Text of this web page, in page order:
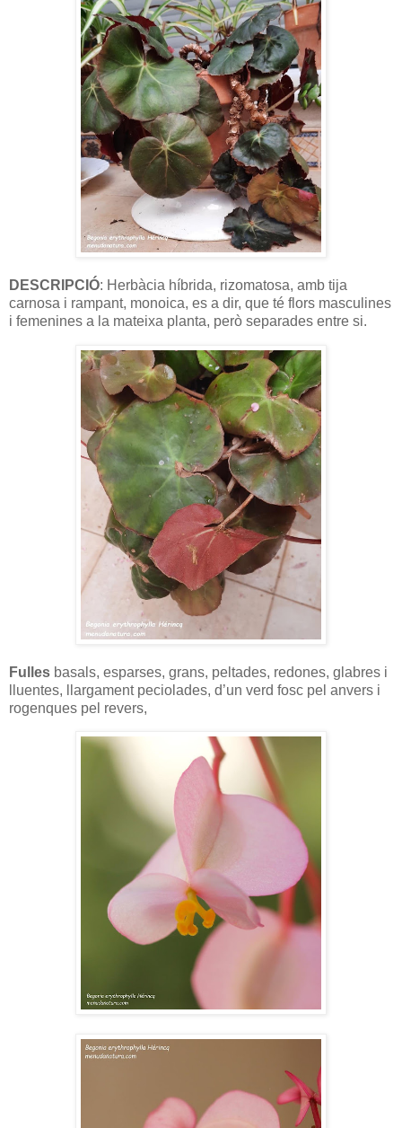
DESCRIPCIÓ: Herbàcia híbrida, rizomatosa, amb tija
carnosa i rampant, monoica, es a dir, que té flors masculines
i femenines a la mateixa planta, però separades entre si.
Fulles basals, esparses, grans, peltades, redones, glabres i
lluentes, llargament peciolades, d’un verd fosc pel anvers i
rogenques pel revers,